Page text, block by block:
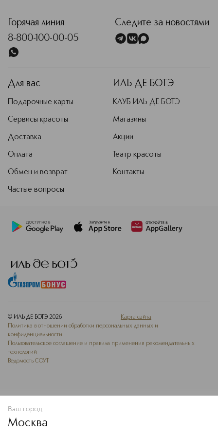
на клеточном уровне. Лаборатории
MBR в Германии проводят
собственные исследования,
В КОРЗИНУ
Горячая линия
8-800-100-00-05
Следите за новостями
Для вас
Подарочные карты
Сервисы красоты
Доставка
Оплата
Обмен и возврат
Частые вопросы
ИЛЬ ДЕ БОТЭ
КЛУБ ИЛЬ ДЕ БОТЭ
Магазины
Акции
Театр красоты
Контакты
© ИЛЬ ДЕ БОТЭ 2026
Карта сайта
Политика в отношении обработки персональных данных и
конфиденциальности
Пользовательское соглашение и правила применения рекомендательных
технологий
Ведомость СОУТ
Ваш город
Москва